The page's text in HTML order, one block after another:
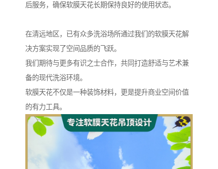
后服务，确保软膜天花长期保持良好的使用状态。
在清远地区，已有众多洗浴场所通过我们的软膜天花解
决方案实现了空间品质的飞跃。
我们期待与更多有识之士合作，共同打造舒适与艺术兼
备的现代洗浴环境。
软膜天花不仅是一种装饰材料，更是提升商业空间价值
的有力工具。